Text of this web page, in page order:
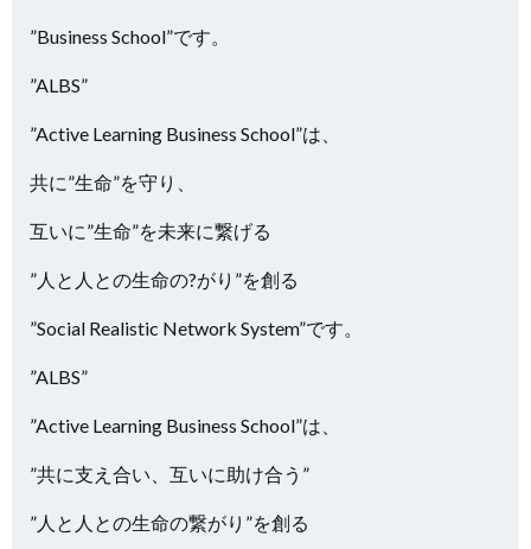
”Business School”です。
”ALBS”
”Active Learning Business School”は、
共に”生命”を守り、
互いに”生命”を未来に繋げる
”人と人との生命の?がり”を創る
”Social Realistic Network System”です。
”ALBS”
”Active Learning Business School”は、
”共に支え合い、互いに助け合う”
”人と人との生命の繋がり”を創る